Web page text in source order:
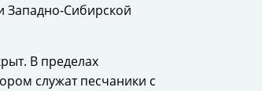
Западно-Сибирской
В пределах
служат песчаники с